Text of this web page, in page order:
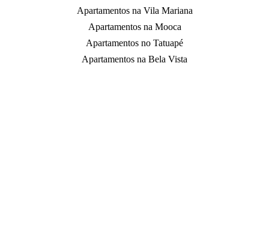
Apartamentos na Vila Mariana
Apartamentos na Mooca
Apartamentos no Tatuapé
Apartamentos na Bela Vista